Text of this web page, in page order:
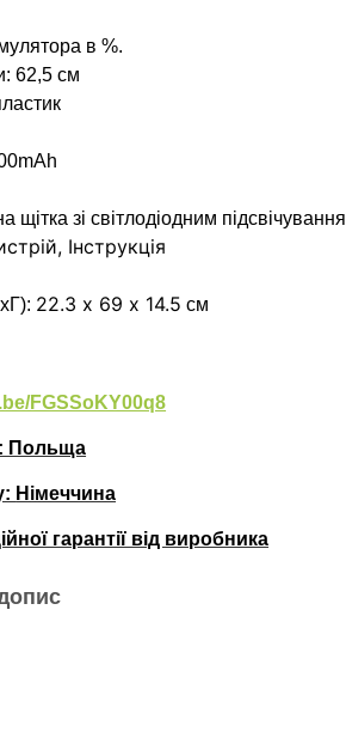
в %.
62,5 см
щітка зі світлодіодним
Інструкція
22.3 х 69 х 14.5 см
FGSSoKY00q8
Польща
Німеччина
гарантії від виробника